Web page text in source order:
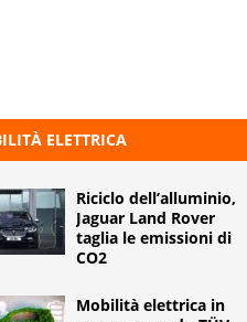
ELETTRICA
Riciclo dell’alluminio,
Jaguar Land Rover
taglia le emissioni di
CO2
Mobilità elettrica in